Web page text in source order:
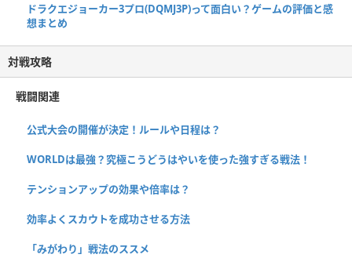
ドラクエジョーカー3プロ(DQMJ3P)って面白い？ゲームの評価と感
想まとめ
対戦攻略
戦闘関連
公式大会の開催が決定！ルールや日程は？
WORLDは最強？究極こうどうはやいを使った強すぎる戦法！
テンションアップの効果や倍率は？
効率よくスカウトを成功させる方法
「みがわり」戦法のススメ